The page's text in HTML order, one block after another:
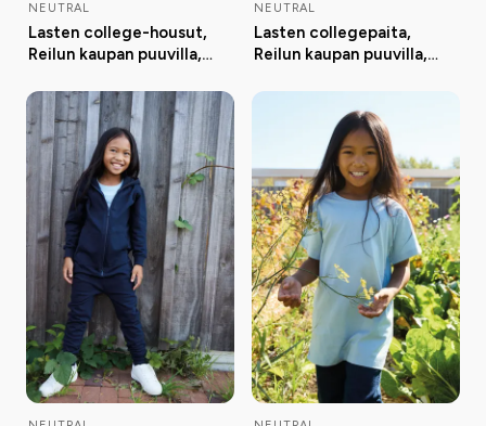
NEUTRAL
Lasten college-housut,
Reilun kaupan puuvilla,
NEUTRAL
Lasten collegepaita,
Reilun kaupan puuvilla,